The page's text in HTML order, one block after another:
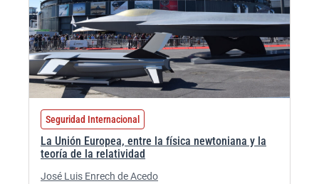
Seguridad Internacional
La Unión Europea, entre la física newtoniana y la
teoría de la relatividad
José Luis Enrech de Acedo